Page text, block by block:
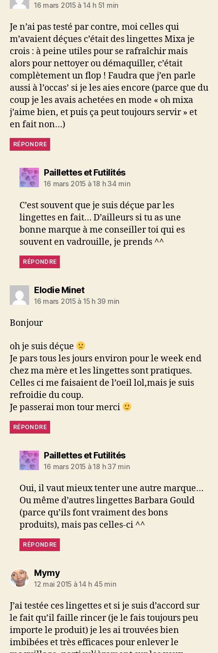
16 mars 2015 à 14 h 51 min
Je n’ai pas testé par contre, moi celles qui
m’avaient déçues c’était des lingettes Mixa je
crois : à peine utiles pour se rafraîchir mais
alors pour nettoyer ou démaquiller, c’était
complètement un flop ! Faudra que j’en parle
aussi à l’occas’ si je les aies encore (parce que du
coup je les avais achetées en mode « oh mixa
j’aime bien, et puis ça peut toujours servir » et
en fait non…)
RÉPONDRE
Paillettes et Futilitésdit :
16 mars 2015 à 18 h 34 min
C’est souvent que je suis déçue par les
lingettes en fait… D’ailleurs si tu as une
bonne marque à me conseiller toi qui es
souvent en vadrouille, je prends ^^
RÉPONDRE
Elodie Minetdit :
16 mars 2015 à 15 h 39 min
Bonjour
oh je suis déçue
Je pars tous les jours environ pour le week end
chez ma mère et les lingettes sont pratiques.
Celles ci me faisaient de l’oeil lol,mais je suis
refroidie du coup.
Je passerai mon tour merci
RÉPONDRE
Paillettes et Futilitésdit :
16 mars 2015 à 18 h 37 min
Oui, il vaut mieux tenter une autre marque…
Ou même d’autres lingettes Barbara Gould
(parce qu’ils font vraiment des bons
produits), mais pas celles-ci ^^
RÉPONDRE
Mymydit :
12 mai 2015 à 14 h 45 min
J’ai testée ces lingettes et si je suis d’accord sur
le fait qu’il faille rincer (je le fais toujours peu
importe le produit) je les ai trouvées bien
imbibées et très efficaces pour enlever le